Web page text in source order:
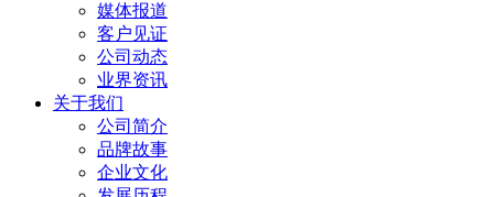
媒体报道
客户见证
公司动态
业界资讯
关于我们
公司简介
品牌故事
企业文化